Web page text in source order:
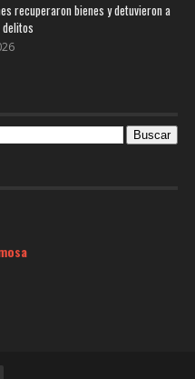
recuperaron bienes y detuvieron a